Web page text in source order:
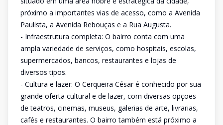
próximo a importantes vias de acesso, como a Avenida
Paulista, a Avenida Rebouças e a Rua Augusta.
- Infraestrutura completa: O bairro conta com uma
ampla variedade de serviços, como hospitais, escolas,
supermercados, bancos, restaurantes e lojas de
diversos tipos.
- Cultura e lazer: O Cerqueira César é conhecido por sua
grande oferta cultural e de lazer, com diversas opções
de teatros, cinemas, museus, galerias de arte, livrarias,
cafés e restaurantes. O bairro também está próximo a